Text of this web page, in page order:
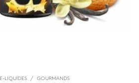
E-LIQUIDES / GOURMANDS